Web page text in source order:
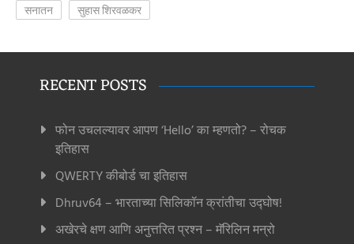
सनातन
सुहास शिरवळकर
RECENT POSTS
फोन उचलल्यावर आपण ‘Hello’ का म्हणतो? – रोचक
इतिहास
QWERTY कीबोर्ड चा इतिहास
Dhruv64 – भारताच्या सिलिकॉन क्रांतीचा उद्घोष!
अखेरचे क्षण आणि अनुत्तरित प्रश्न – मॅरिलिन मन्रो